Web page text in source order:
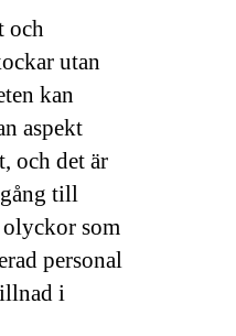
och
utan
kan
aspekt
och det är
till
som
personal
i